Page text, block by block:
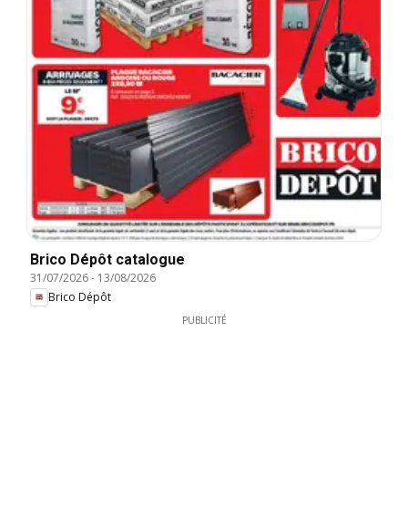
Brico Dépôt catalogue
31/07/2026- 13/08/2026
Brico Dépôt
PUBLICITÉ